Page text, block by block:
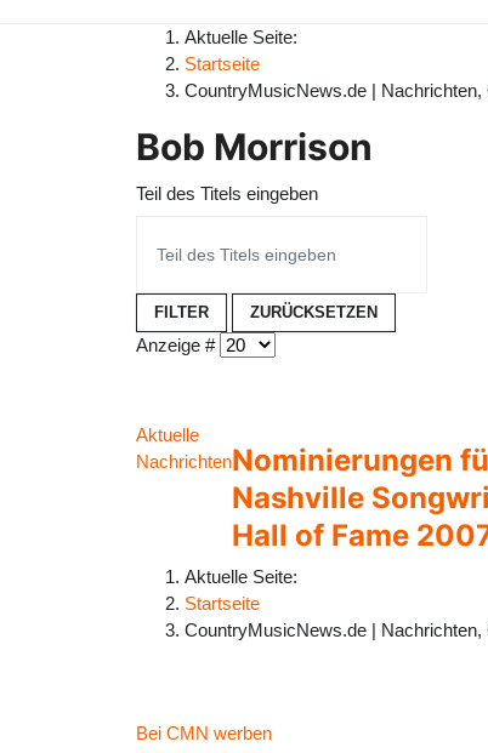
Aktuelle Seite:
Startseite
CountryMusicNews.de |
Bob Morrison
Teil des Titels eingeben
FILTER ZURÜCKSETZEN
Anzeige #
Aktuelle
NachrichtenNominierungen
Nashville
Hall of Fame
Aktuelle Seite:
Startseite
CountryMusicNews.de |
Bei CMN werben